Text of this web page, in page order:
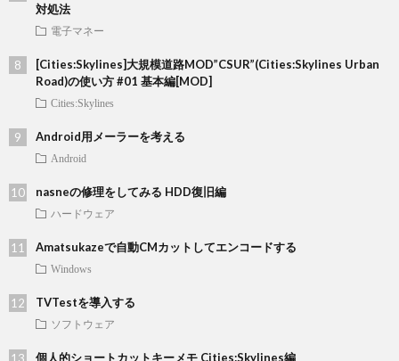
対処法
電子マネー
[Cities:Skylines]大規模道路MOD”CSUR”(Cities:Skylines Urban
Road)の使い方 #01 基本編[MOD]
Cities:Skylines
Android用メーラーを考える
Android
nasneの修理をしてみる HDD復旧編
ハードウェア
Amatsukazeで自動CMカットしてエンコードする
Windows
TVTestを導入する
ソフトウェア
個人的ショートカットキーメモ Cities:Skylines編